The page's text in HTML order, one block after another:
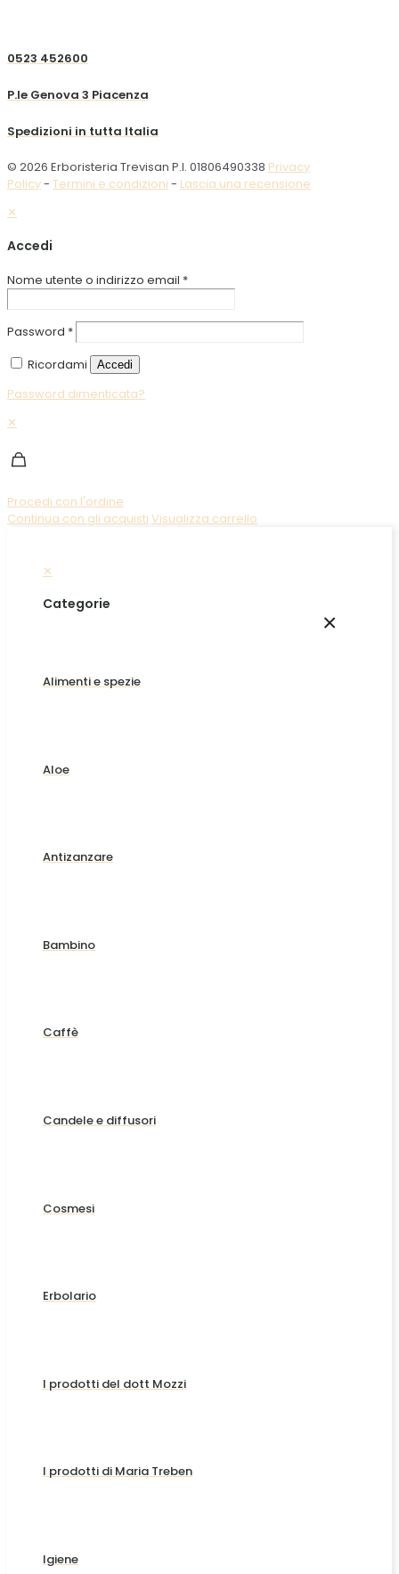
0523 452600
P.le Genova 3 Piacenza
Spedizioni in tutta Italia
© 2026 Erboristeria Trevisan P.I. 01806490338 Privacy
Policy- Termini e condizioni - Lascia una recensione
✕
Accedi
Nome utente o indirizzo email *
Password *
Ricordami
Accedi
Password dimenticata?
✕
Procedi con l'ordine
Continua con gli acquisti Visualizza carrello
✕
×
Categorie
Alimenti e spezie
Aloe
Antizanzare
Bambino
Caffè
Candele e diffusori
Cosmesi
Erbolario
I prodotti del dott Mozzi
I prodotti di Maria Treben
Igiene